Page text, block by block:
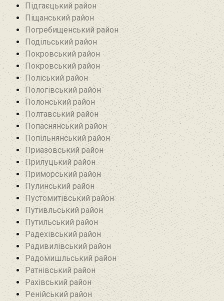
Підгаєцький район
Піщанський район
Погребищенський район
Подільський район
Покровський район
Покровський район
Поліський район
Пологівський район
Полонський район
Полтавський район
Попаснянський район
Попільнянський район‎
Приазовський район
Прилуцький район
Приморський район
Пулинський район
Пустомитівський район
Путивльський район‎
Путильський район
Радехівський район
Радивилівський район
Радомишльський район‎
Ратнівський район
Рахівський район
Ренійський район